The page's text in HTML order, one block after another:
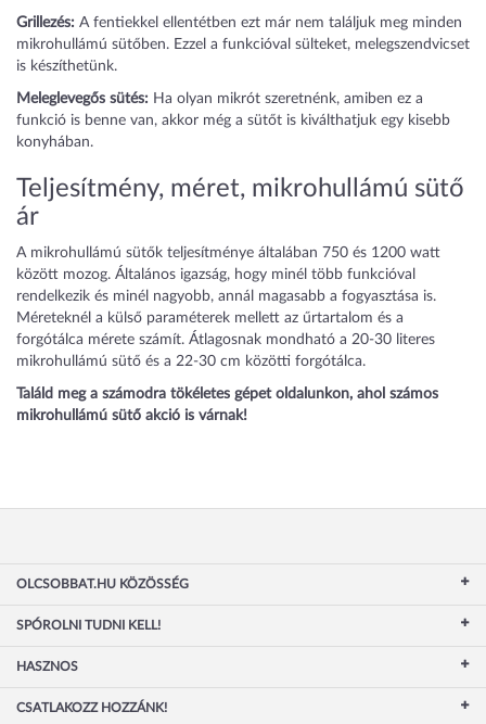
Grillezés: A fentiekkel ellentétben ezt már nem találjuk meg minden
mikrohullámú sütőben. Ezzel a funkcióval sülteket, melegszendvicset
is készíthetünk.
Meleglevegős sütés: Ha olyan mikrót szeretnénk, amiben ez a
funkció is benne van, akkor még a sütőt is kiválthatjuk egy kisebb
konyhában.
Teljesítmény, méret, mikrohullámú sütő
ár
A mikrohullámú sütők teljesítménye általában 750 és 1200 watt
között mozog. Általános igazság, hogy minél több funkcióval
rendelkezik és minél nagyobb, annál magasabb a fogyasztása is.
Méreteknél a külső paraméterek mellett az űrtartalom és a
forgótálca mérete számít. Átlagosnak mondható a 20-30 literes
mikrohullámú sütő és a 22-30 cm közötti forgótálca.
Találd meg a számodra tökéletes gépet oldalunkon, ahol számos
mikrohullámú sütő akció is várnak!
OLCSOBBAT.HU KÖZÖSSÉG
SPÓROLNI TUDNI KELL!
HASZNOS
CSATLAKOZZ HOZZÁNK!